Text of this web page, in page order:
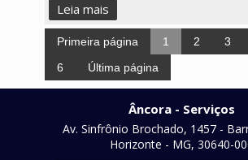
Leia mais
Primeira página 1 2 3
6
Última página
Âncora - Serviços
Av. Sinfrônio Brochado, 1457 -
Horizonte - MG, 30640-